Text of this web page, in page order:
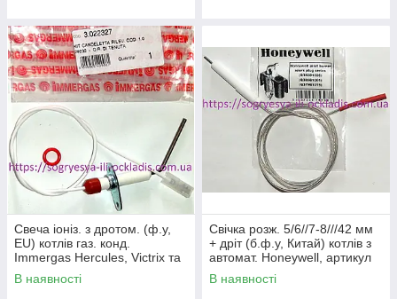
Свеча іоніз. з дротом. (ф.у,
EU) котлів газ. конд.
Immergas Hercules, Victrix та
ін, арт. 3.022327, к.з. 0683/4
В наявності
Свічка розж. 5/6//7-8///42 мм
+ дріт (б.ф.у, Китай) котлів з
автомат. Honeywell, артикул
Q382B1026, к.з. 0857
В наявності